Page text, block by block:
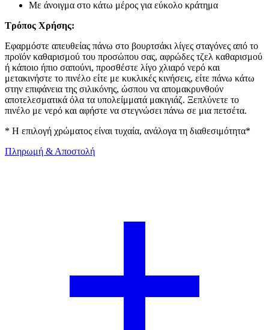
Με άνοιγμα στο κάτω μέρος για εύκολο κράτημα
Τρόπος Χρήσης:
Εφαρμόστε απευθείας πάνω στο βουρτσάκι λίγες σταγόνες από το
προϊόν καθαρισμού του προσώπου σας, αφρώδες τζελ καθαρισμού
ή κάποιο ήπιο σαπούνι, προσθέστε λίγο χλιαρό νερό και
μετακινήστε το πινέλο είτε με κυκλικές κινήσεις, είτε πάνω κάτω
στην επιφάνεια της σιλικόνης, ώσπου να απομακρυνθούν
αποτελεσματικά όλα τα υπολείμματά μακιγιάζ. Ξεπλύνετε το
πινέλο με νερό και αφήστε να στεγνώσει πάνω σε μια πετσέτα.
* Η επιλογή χρώματος είναι τυχαία, ανάλογα τη διαθεσιμότητα*
Πληρωμή & Αποστολή